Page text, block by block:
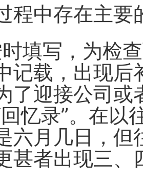
程中存在主要
时填写，为检
记载，出现
了迎接公司
忆录”。在以
六月几日，
甚者出现三、